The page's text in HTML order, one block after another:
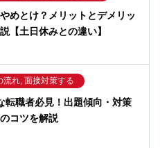
めとけ？メリットとデメリッ
【土日休みとの違い】
流れ, 面接対策する
転職者必見！出題傾向・対策
コツを解説